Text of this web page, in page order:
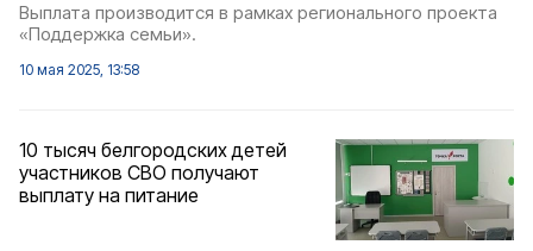
Выплата производится в рамках регионального проекта
«Поддержка семьи».
10 мая 2025, 13:58
10 тысяч белгородских детей
участников СВО получают
выплату на питание